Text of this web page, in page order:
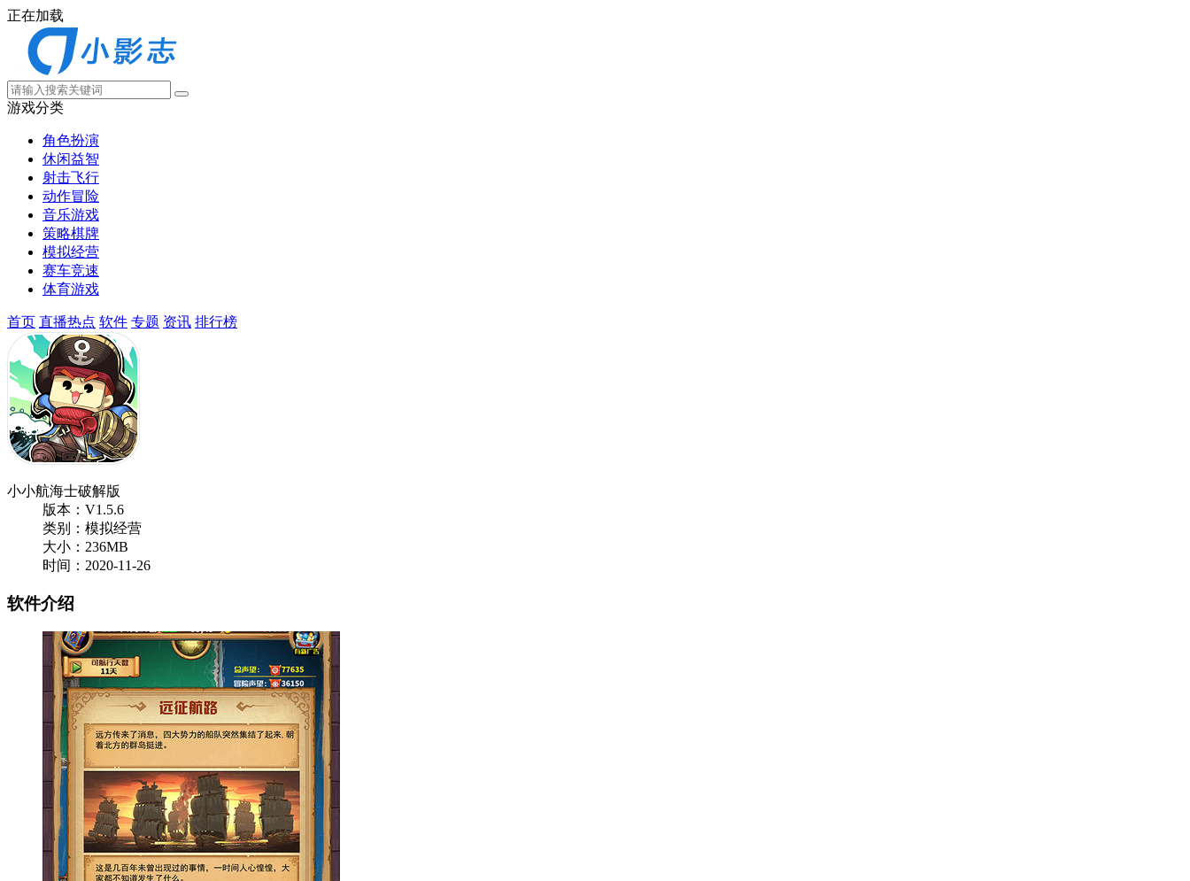
正在加载
游戏分类
角色扮演
休闲益智
射击飞行
动作冒险
音乐游戏
策略棋牌
模拟经营
赛车竞速
体育游戏
首页 直播热点 软件 专题 资讯 排行榜
小小航海士破解版
版本：V1.5.6
类别：模拟经营
大小：236MB
时间：2020-11-26
软件介绍